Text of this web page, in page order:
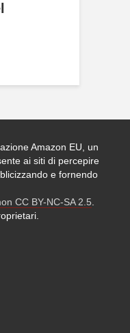
Amazon EU, un
ai siti di percepire
e fornendo
CC BY-NC-SA 2.5